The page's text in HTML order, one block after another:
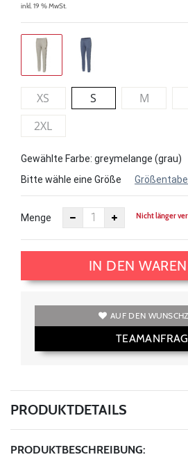
inkl. 19 % MwSt.
XS S M
2XL
Gewählte Farbe: greymelange (grau)
Bitte wähle eine Größe
Menge Nicht länger
IN DEN
AUF DEN
PRODUKTDETAILS
PRODUKTBESCHREIBUNG: